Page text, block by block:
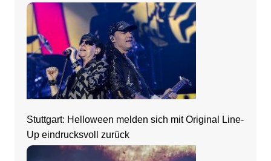
Stuttgart: Helloween melden sich mit Original Line-
Up eindrucksvoll zurück